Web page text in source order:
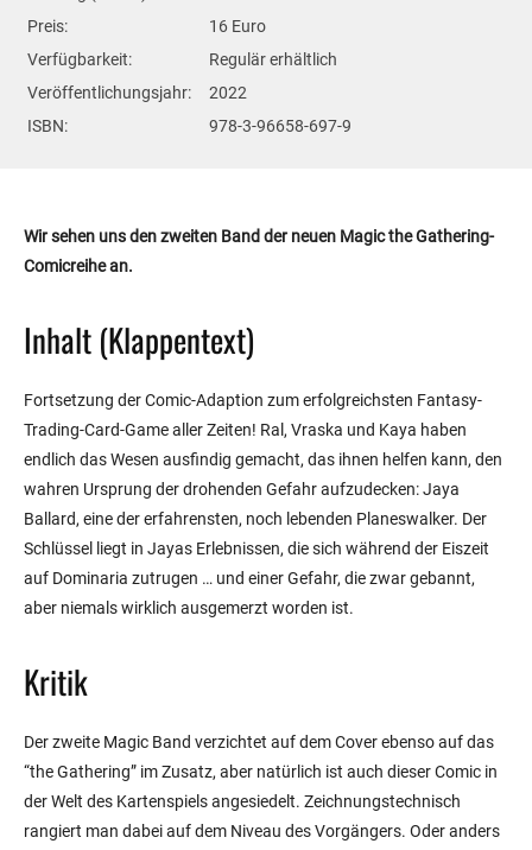
Preis:
16 Euro
Verfügbarkeit:
Regulär erhältlich
Veröffentlichungsjahr:
2022
ISBN:
978-3-96658-697-9
Wir sehen uns den zweiten Band der neuen Magic the Gathering-
Comicreihe an.
Inhalt (Klappentext)
Fortsetzung der Comic-Adaption zum erfolgreichsten Fantasy-
Trading-Card-Game aller Zeiten! Ral, Vraska und Kaya haben
endlich das Wesen ausfindig gemacht, das ihnen helfen kann, den
wahren Ursprung der drohenden Gefahr aufzudecken: Jaya
Ballard, eine der erfahrensten, noch lebenden Planeswalker. Der
Schlüssel liegt in Jayas Erlebnissen, die sich während der Eiszeit
auf Dominaria zutrugen … und einer Gefahr, die zwar gebannt,
aber niemals wirklich ausgemerzt worden ist.
Kritik
Der zweite Magic Band verzichtet auf dem Cover ebenso auf das
“the Gathering” im Zusatz, aber natürlich ist auch dieser Comic in
der Welt des Kartenspiels angesiedelt. Zeichnungstechnisch
rangiert man dabei auf dem Niveau des Vorgängers. Oder anders